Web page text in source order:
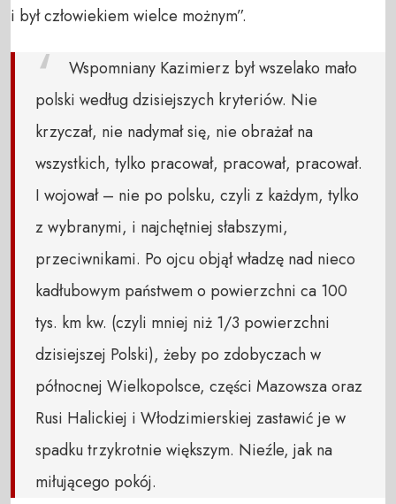
i był człowiekiem wielce możnym”.
Wspomniany Kazimierz był wszelako mało
polski według dzisiejszych kryteriów. Nie
krzyczał, nie nadymał się, nie obrażał na
wszystkich, tylko pracował, pracował, pracował.
I wojował – nie po polsku, czyli z każdym, tylko
z wybranymi, i najchętniej słabszymi,
przeciwnikami. Po ojcu objął władzę nad nieco
kadłubowym państwem o powierzchni ca 100
tys. km kw. (czyli mniej niż 1/3 powierzchni
dzisiejszej Polski), żeby po zdobyczach w
północnej Wielkopolsce, części Mazowsza oraz
Rusi Halickiej i Włodzimierskiej zastawić je w
spadku trzykrotnie większym. Nieźle, jak na
miłującego pokój.